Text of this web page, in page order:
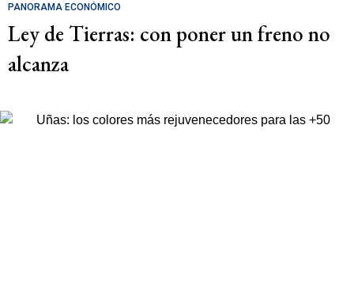
PANORAMA ECONÓMICO
Ley de Tierras: con poner un freno no
alcanza